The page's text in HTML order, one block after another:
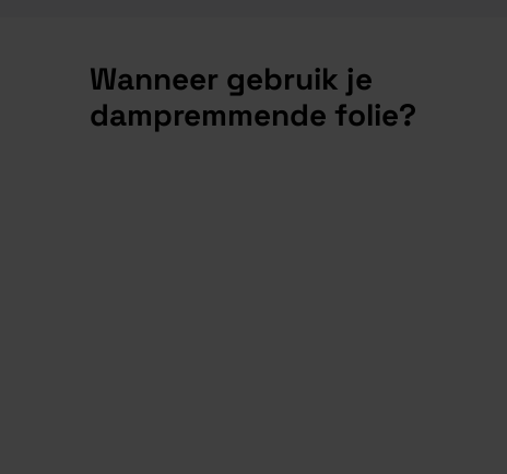
Wanneer gebruik je
dampremmende folie?